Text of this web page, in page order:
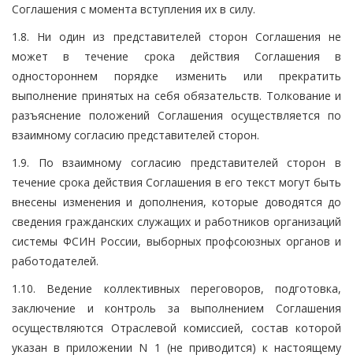
Соглашения с момента вступления их в силу.
1.8. Ни один из представителей сторон Соглашения не
может в течение срока действия Соглашения в
одностороннем порядке изменить или прекратить
выполнение принятых на себя обязательств. Толкование и
разъяснение положений Соглашения осуществляется по
взаимному согласию представителей сторон.
1.9. По взаимному согласию представителей сторон в
течение срока действия Соглашения в его текст могут быть
внесены изменения и дополнения, которые доводятся до
сведения гражданских служащих и работников организаций
системы ФСИН России, выборных профсоюзных органов и
работодателей.
1.10. Ведение коллективных переговоров, подготовка,
заключение и контроль за выполнением Соглашения
осуществляются Отраслевой комиссией, состав которой
указан в приложении N 1 (не приводится) к настоящему